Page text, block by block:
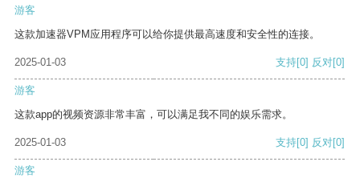
游客
这款加速器VPM应用程序可以给你提供最高速度和安全性的连接。
2025-01-03 支持[0] 反对[0]
游客
这款app的视频资源非常丰富，可以满足我不同的娱乐需求。
2025-01-03 支持[0] 反对[0]
游客